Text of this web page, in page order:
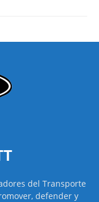
del Transporte
defender y